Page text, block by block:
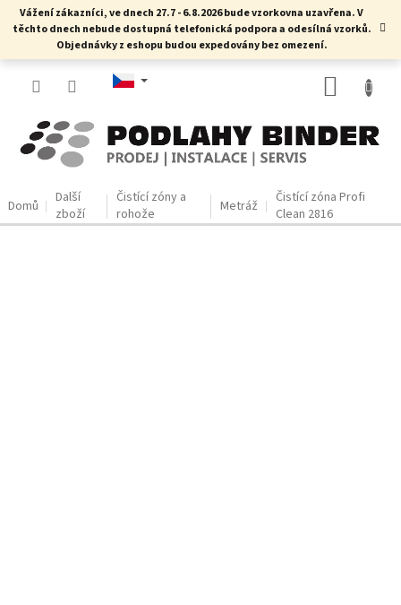
PřejítVážení zákazníci, ve dnech 27.7 - 6.8.2026 bude vzorkovna uzavřena. V
těchto dnech nebude dostupná telefonická podpora a odesílná vzorků.
Objednávky z eshopu budou expedovány bez omezení.
Domů
Další
zboží
Čistící zóny a
rohože
Metráž
Čistící zóna Profi
Clean 2816